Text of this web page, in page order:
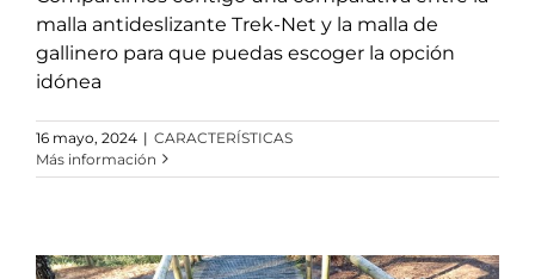
malla antideslizante Trek-Net y la malla de
gallinero para que puedas escoger la opción
idónea
16 mayo, 2024 | CARACTERÍSTICAS
Más información